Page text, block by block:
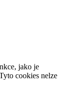
jako je
cookies nelze